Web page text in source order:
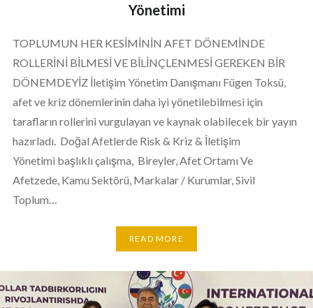
Yönetimi
TOPLUMUN HER KESİMİNİN AFET DÖNEMİNDE
ROLLERİNİ BİLMESİ VE BİLİNÇLENMESİ GEREKEN BİR
DÖNEMDEYİZ İletişim Yönetim Danışmanı Fügen Toksü,
afet ve kriz dönemlerinin daha iyi yönetilebilmesi için
tarafların rollerini vurgulayan ve kaynak olabilecek bir yayın
hazırladı. Doğal Afetlerde Risk & Kriz & İletişim
Yönetimi başlıklı çalışma, Bireyler, Afet Ortamı Ve
Afetzede, Kamu Sektörü, Markalar / Kurumlar, Sivil
Toplum…
READ MORE